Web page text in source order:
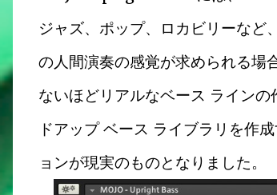
ジャズ、ポップ、ロカビリーなど
の人間演奏の感覚が求められる場
ないほどリアルなベース ライン
ドアップ ベース ライブラリを作
ョンが現実のものとなりました。